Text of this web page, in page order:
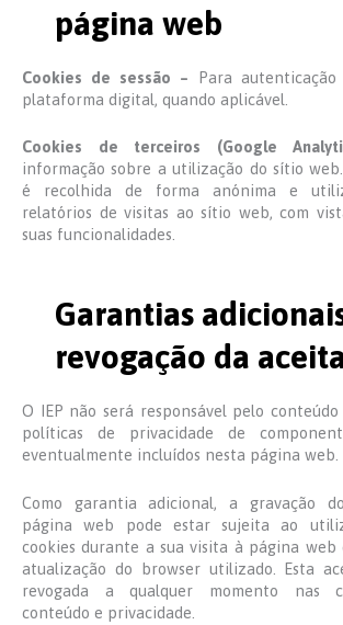
página web
Cookies de sessão – Para
plataforma digital, quando aplicável.
Cookies de terceiros (Google
informação sobre a utilização do sítio
é recolhida de forma anónima e
relatórios de visitas ao sítio web, com
suas funcionalidades.
Garantias
revogação da
O IEP não será responsável pelo
políticas de privacidade de
eventualmente incluídos nesta página web.
Como garantia adicional, a gravação
página web pode estar sujeita ao
cookies durante a sua visita à página web
atualização do browser utilizado. Esta
revogada a qualquer momento nas
conteúdo e privacidade.